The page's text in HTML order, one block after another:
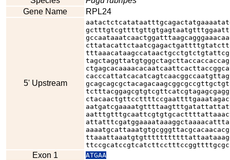
Gene Name
RPL24
5' Upstream
Exon 1 ATGAA